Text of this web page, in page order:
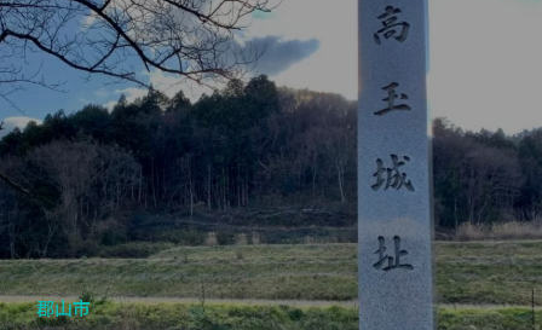
郡山市